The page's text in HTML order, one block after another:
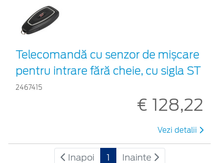
Telecomandă cu senzor de mișcare
pentru intrare fără cheie, cu sigla ST
2467415
€ 128,22
Vezi detalii
Inapoi 1 Inainte